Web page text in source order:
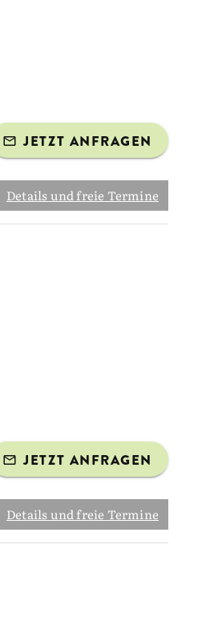
JETZT ANFRAGEN
Details und freie Termine
JETZT ANFRAGEN
Details und freie Termine